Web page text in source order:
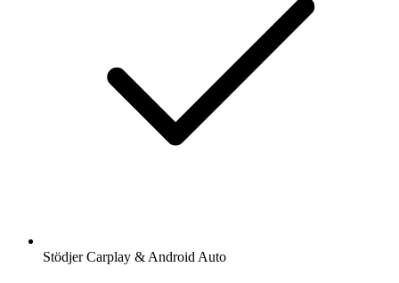
Stödjer Carplay & Android Auto